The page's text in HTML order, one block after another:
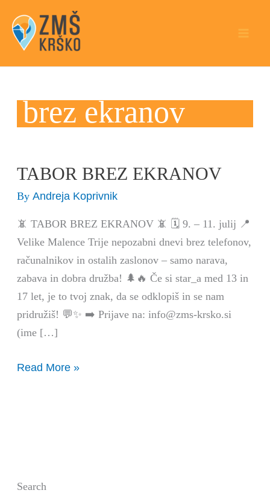
content
brez ekranov
TABOR BREZ EKRANOV
ByAndreja Koprivnik
📵 TABOR BREZ EKRANOV 📵 🗓️ 9. – 11. julij 📍
Velike Malence Trije nepozabni dnevi brez telefonov,
računalnikov in ostalih zaslonov – samo narava,
zabava in dobra družba! 🌲🔥 Če si star_a med 13 in
17 let, je to tvoj znak, da se odklopiš in se nam
pridružiš! 💬✨ ➡️ Prijave na: info@zms-krsko.si
(ime […]
TABOR
Read More »
Search